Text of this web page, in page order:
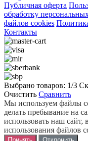
Публичная оферта
обработку
файлов cookies
Контакты
Выбрано товаров: 1/3
Очистить Сравнить
Мы используем файлы
делать пребывание на
использовать наш сайт,
использования файлов